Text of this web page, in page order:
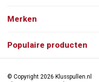
Merken
Populaire producten
© Copyright 2026 Klusspullen.nl